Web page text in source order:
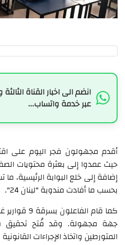
انضم الى اخبار القناة
عبر خدمة واتساب...
أقدم مجهولون فجر اليوم على
حيث عمدوا إلى بعثرة محتويات
إضافة إلى خلع البوابة الرئيسية،
بحسب ما أفادت مندوبة "لبنان 24".
كما قام
جهة مجهولة. وقد فُتح تحقيق
المتورطين واتخاذ الإجراءات